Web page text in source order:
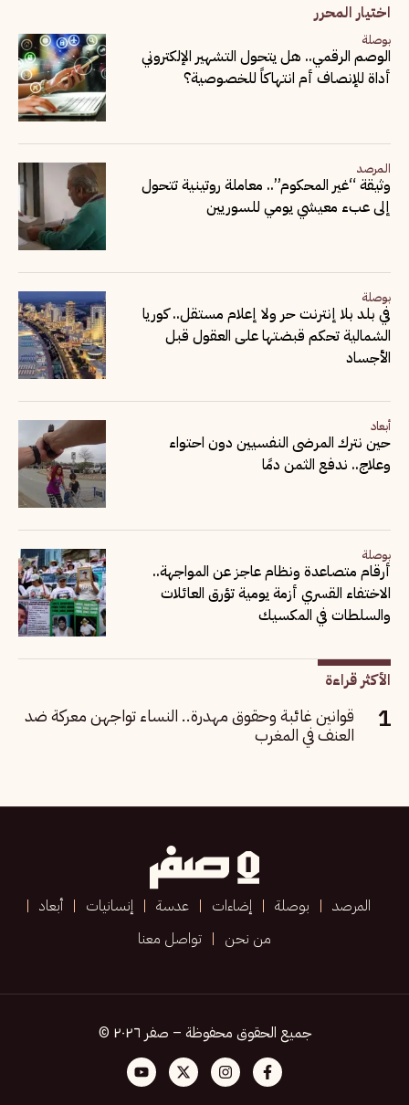
اختيار المحرر
بوصلة
الوصم الرقمي.. هل يتحول التشهير الإلكتروني
أداة للإنصاف أم انتهاكاً للخصوصية؟
المرصد
وثيقة “غير المحكوم”.. معاملة روتينية تتحول
إلى عبء معيشي يومي للسوريين
بوصلة
في بلد بلا إنترنت حر ولا إعلام مستقل.. كوريا
الشمالية تحكم قبضتها على العقول قبل
الأجساد
أبعاد
حين نترك المرضى النفسيين دون احتواء
وعلاج.. ندفع الثمن دمًا
بوصلة
أرقام متصاعدة ونظام عاجز عن المواجهة..
الاختفاء القسري أزمة يومية تؤرق العائلات
والسلطات في المكسيك
الأكثر قراءة
قوانين غائبة وحقوق مهدرة.. النساء تواجهن معركة ضد
العنف في المغرب
المرصد بوصلة إضاءات عدسة إنسانيات
أبعاد
من نحن
تواصل معنا
جميع الحقوق محفوظة – صفر ٢٠٢٦ ©